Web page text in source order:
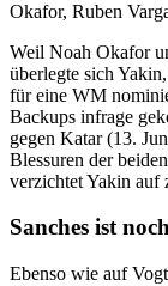
Okafor, Ruben
Weil Noah Okafor
überlegte sich
für eine WM
Backups infrage
gegen Katar (13.
Blessuren der
verzichtet Yakin auf
Sanches ist
Ebenso wie auf